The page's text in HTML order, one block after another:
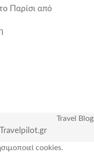
Παρίσι από
Travel Blog
cookies.